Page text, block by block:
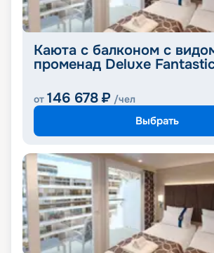
Каюта с балконом с
променад Deluxe
от 146 678 ₽ /чел
Выбрать